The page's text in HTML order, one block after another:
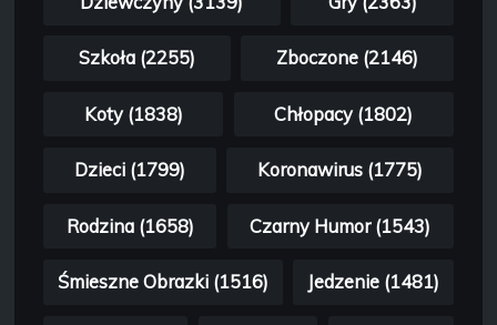
Szkoła (2255) Zboczone (2146)
Koty (1838) Chłopacy (1802)
Dzieci (1799) Koronawirus (1775)
Rodzina (1658) Czarny Humor (1543)
Śmieszne Obrazki (1516) Jedzenie (1481)